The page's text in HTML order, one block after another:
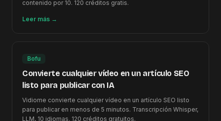
contenido por 10. 120 créditos gratis.
Leer más →
Bofu
Convierte cualquier vídeo en un artículo SEO
listo para publicar con IA
Vidiome convierte cualquier vídeo en un artículo SEO listo
para publicar en menos de 5 minutos. Transcripción Whisper,
LLM, 10 idiomas. 120 créditos gratuitos.